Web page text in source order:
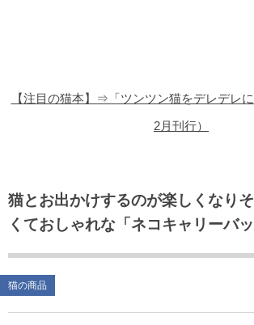
【注目の猫本】⇒「ツンツン猫をデレデレ
2月刊行）
猫とお出かけするのが楽しくなり
くておしゃれな「ネコキャリーバッ
猫の商品
猫のゲーム・アプリ
猫のフリー写真素材